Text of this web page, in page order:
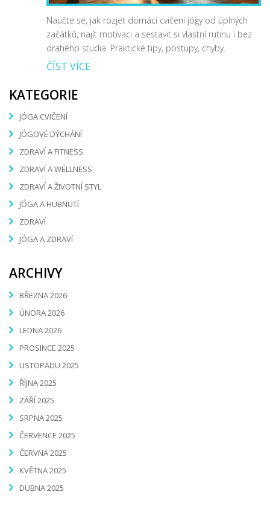
Naučte se, jak rozjet domácí cvičení jógy od úplných
začátků, najít motivaci a sestavit si vlastní rutinu i bez
drahého studia. Praktické tipy, postupy, chyby.
ČÍST VÍCE
KATEGORIE
JÓGA CVIČENÍ
JÓGOVÉ DÝCHÁNÍ
ZDRAVÍ A FITNESS
ZDRAVÍ A WELLNESS
ZDRAVÍ A ŽIVOTNÍ STYL
JÓGA A HUBNUTÍ
ZDRAVÍ
JÓGA A ZDRAVÍ
ARCHIVY
BŘEZNA 2026
ÚNORA 2026
LEDNA 2026
PROSINCE 2025
LISTOPADU 2025
ŘÍJNA 2025
ZÁŘÍ 2025
SRPNA 2025
ČERVENCE 2025
ČERVNA 2025
KVĚTNA 2025
DUBNA 2025